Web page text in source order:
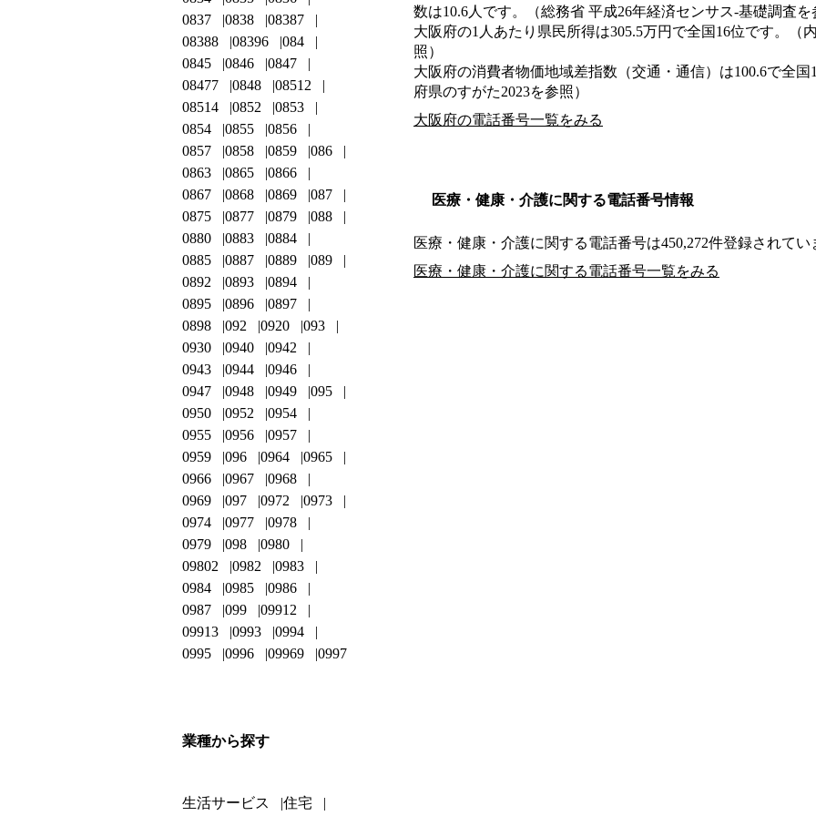
数は10.6人です。（総務省 平成26年経済センサス‐基礎調査を
大阪府の1人あたり県民所得は305.5万円で全国16位です。（
照）
大阪府の消費者物価地域差指数（交通・通信）は100.6で全
府県のすがた2023を参照）
大阪府の電話番号一覧をみる
医療・健康・介護に関する電話番号情報
医療・健康・介護に関する電話番号は450,272件登録されてい
医療・健康・介護に関する電話番号一覧をみる
0837
0838
08387
08388
08396
084
0845
0846
0847
08477
0848
08512
08514
0852
0853
0854
0855
0856
0857
0858 0859
086
0863
0865
0866
0867
0868 0869
087
0875
0877 0879
088
0880
0883
0884
0885
0887 0889
089
0892
0893
0894
0895
0896
0897
0898
092 0920
093
0930
0940
0942
0943
0944
0946
0947
0948 0949
095
0950
0952
0954
0955
0956
0957
0959
096 0964
0965
0966
0967
0968
0969
097 0972
0973
0974
0977
0978
0979
098
0980
09802
0982
0983
0984
0985
0986
0987
099
09912
09913
0993
0994
0995
0996 09969 0997
業種から探す
生活サービス 住宅